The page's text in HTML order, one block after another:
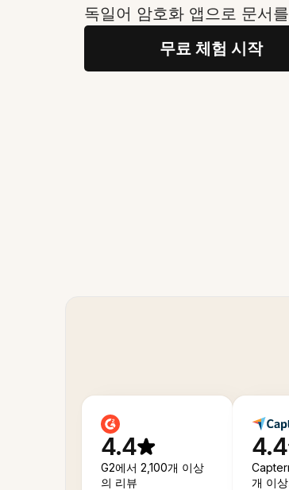
독일어 암호화 앱으로 문서
무료 체험 시작
4.4
G2에서 2,100개 이상
의 리뷰
4.4
개 이